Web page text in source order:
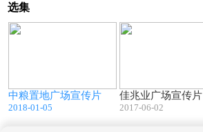
选集
中粮置地广场宣传片
2018-01-05
佳兆业广场宣传片
2017-06-02